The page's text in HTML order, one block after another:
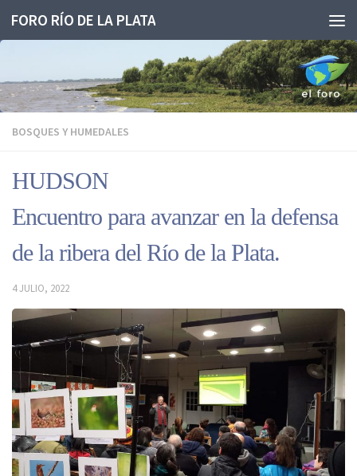
Saltar al contenido
FORO RÍO DE LA PLATA
BOSQUES Y HUMEDALES
HUDSON
Encuentro para avanzar en la defensa
de la ribera del Río de la Plata.
4 JULIO, 2022